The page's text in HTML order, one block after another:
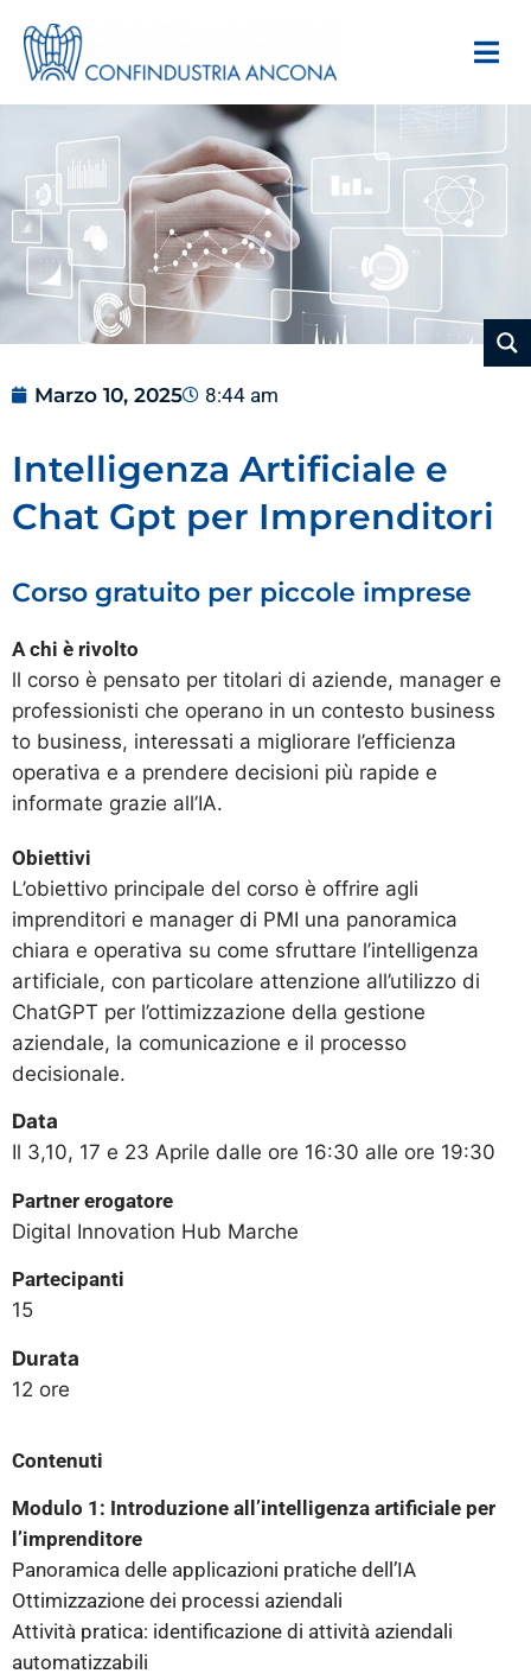
Marzo 10, 2025 8:44 am
Intelligenza Artificiale e
Chat Gpt per Imprenditori
Corso gratuito per piccole imprese
A chi è rivolto
ll corso è pensato per titolari di aziende, manager e
professionisti che operano in un contesto business
to business, interessati a migliorare l’efficienza
operativa e a prendere decisioni più rapide e
informate grazie all’IA.
Obiettivi
L’obiettivo principale del corso è offrire agli
imprenditori e manager di PMI una panoramica
chiara e operativa su come sfruttare l’intelligenza
artificiale, con particolare attenzione all’utilizzo di
ChatGPT per l’ottimizzazione della gestione
aziendale, la comunicazione e il processo
decisionale.
Data
Il 3,10, 17 e 23 Aprile dalle ore 16:30 alle ore 19:30
Partner erogatore
Digital Innovation Hub Marche
Partecipanti
15
Durata
12 ore
Contenuti
Modulo 1: Introduzione all’intelligenza artificiale per
l’imprenditore
Panoramica delle applicazioni pratiche dell’IA
Ottimizzazione dei processi aziendali
Attività pratica: identificazione di attività aziendali
automatizzabili